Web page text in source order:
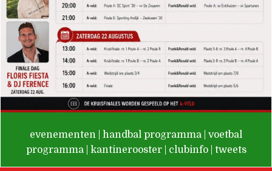
De Valken
evenementen handbal programma
voetbal
programma
kantinerooster clubinfo tweets